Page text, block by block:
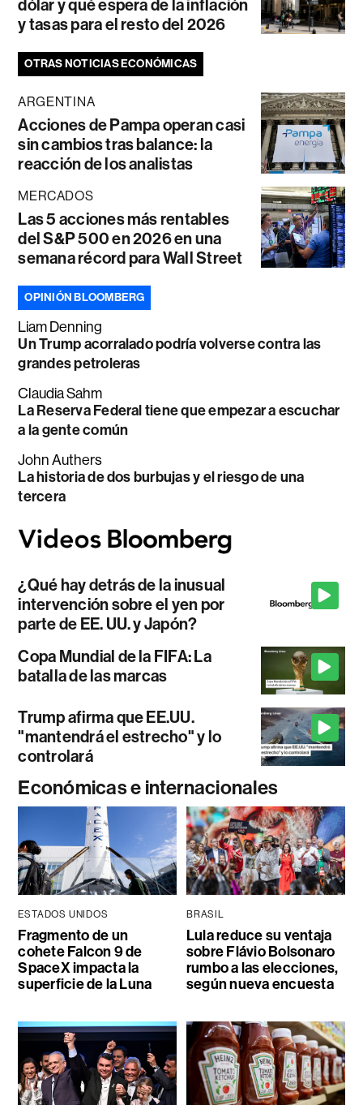
dólar y qué espera de la inflación
y tasas para el resto del 2026
OTRAS NOTICIAS ECONÓMICAS
ARGENTINA
Acciones de Pampa operan casi
sin cambios tras balance: la
reacción de los analistas
MERCADOS
Las 5 acciones más rentables
del S&P 500 en 2026 en una
semana récord para Wall Street
OPINIÓN BLOOMBERG
Liam Denning
Un Trump acorralado podría volverse contra las
grandes petroleras
Claudia Sahm
La Reserva Federal tiene que empezar a escuchar
a la gente común
John Authers
La historia de dos burbujas y el riesgo de una
tercera
¿Qué hay detrás de la inusual
intervención sobre el yen por
parte de EE. UU. y Japón?
Copa Mundial de la FIFA: La
batalla de las marcas
Trump afirma que EE.UU.
"mantendrá el estrecho" y lo
controlará
Económicas e internacionales
ESTADOS UNIDOS
Fragmento de un
cohete Falcon 9 de
SpaceX impacta la
superficie de la Luna
BRASIL
Lula reduce su ventaja
sobre Flávio Bolsonaro
rumbo a las elecciones,
según nueva encuesta